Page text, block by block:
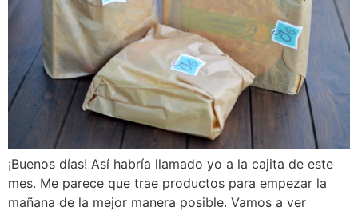
¡Buenos días! Así habría llamado yo a la cajita de este
mes. Me parece que trae productos para empezar la
mañana de la mejor manera posible. Vamos a ver